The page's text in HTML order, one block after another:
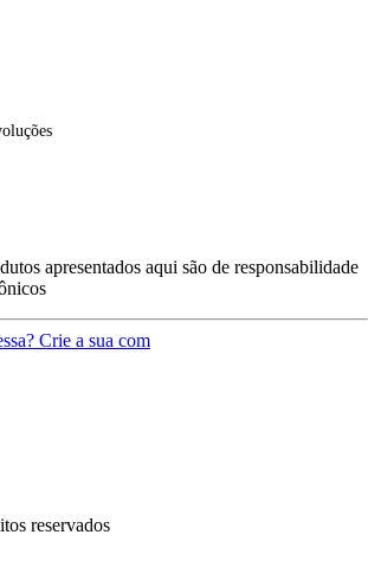
apresentados aqui são de responsabilidade
Crie a sua com
reservados